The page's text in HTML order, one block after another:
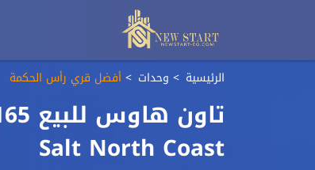
الرئيسية وحدات أفضل قري رأس الحكمة
Salt North Coast